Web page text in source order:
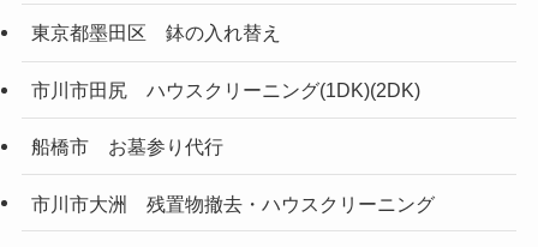
東京都墨田区 鉢の入れ替え
市川市田尻 ハウスクリーニング(1DK)(2DK)
船橋市 お墓参り代行
市川市大洲 残置物撤去・ハウスクリーニング